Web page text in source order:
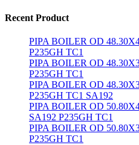
Recent Product
PIPA BOILER OD
P235GH TC1
PIPA BOILER OD
P235GH TC1
PIPA BOILER OD
P235GH TC1 SA192
PIPA BOILER OD
SA192 P235GH TC1
PIPA BOILER OD
P235GH TC1